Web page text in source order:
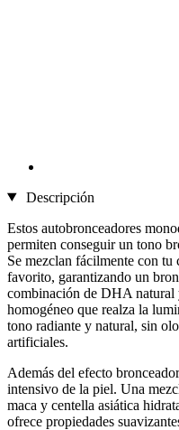
Descripción
Estos autobronceadores
permiten conseguir un tono
Se mezclan fácilmente con
favorito, garantizando un
combinación de DHA natural
homogéneo que realza la
tono radiante y natural, sin
artificiales.
Además del efecto
intensivo de la piel. Una
maca y centella asiática
ofrece propiedades